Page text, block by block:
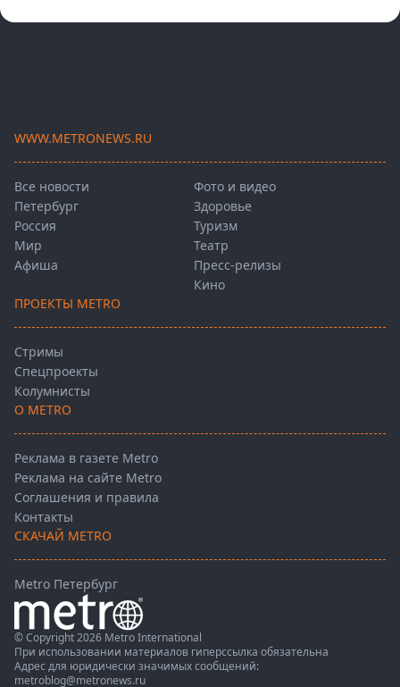
WWW.METRONEWS.RU
Все новости
Петербург
Россия
Мир
Афиша
Фото и видео
Здоровье
Туризм
Театр
Пресс-релизы
Кино
ПРОЕКТЫ METRO
Стримы
Спецпроекты
Колумнисты
О METRO
Реклама в газете Metro
Реклама на сайте Metro
Соглашения и правила
Контакты
СКАЧАЙ METRO
Metro Петербург
© Copyright 2026 Metro International
При использовании материалов гиперссылка обязательна
Адрес для юридически значимых сообщений:
metroblog@metronews.ru